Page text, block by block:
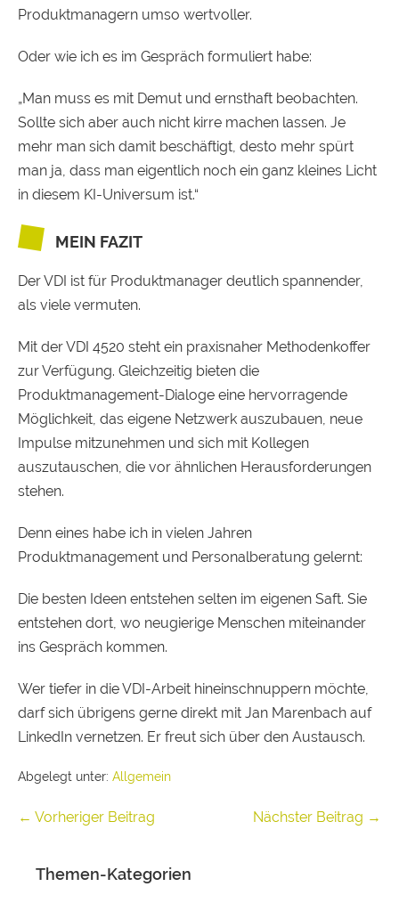
Produktmanagern umso wertvoller.
Oder wie ich es im Gespräch formuliert habe:
„Man muss es mit Demut und ernsthaft beobachten.
Sollte sich aber auch nicht kirre machen lassen. Je
mehr man sich damit beschäftigt, desto mehr spürt
man ja, dass man eigentlich noch ein ganz kleines Licht
in diesem KI-Universum ist.“
MEIN FAZIT
Der VDI ist für Produktmanager deutlich spannender,
als viele vermuten.
Mit der VDI 4520 steht ein praxisnaher Methodenkoffer
zur Verfügung. Gleichzeitig bieten die
Produktmanagement-Dialoge eine hervorragende
Möglichkeit, das eigene Netzwerk auszubauen, neue
Impulse mitzunehmen und sich mit Kollegen
auszutauschen, die vor ähnlichen Herausforderungen
stehen.
Denn eines habe ich in vielen Jahren
Produktmanagement und Personalberatung gelernt:
Die besten Ideen entstehen selten im eigenen Saft. Sie
entstehen dort, wo neugierige Menschen miteinander
ins Gespräch kommen.
Wer tiefer in die VDI-Arbeit hineinschnuppern möchte,
darf sich übrigens gerne direkt mit Jan Marenbach auf
LinkedIn vernetzen. Er freut sich über den Austausch.
Abgelegt unter: Allgemein
← Vorheriger Beitrag Nächster Beitrag →
Themen-Kategorien